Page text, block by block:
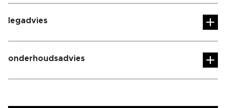
legadvies
onderhoudsadvies